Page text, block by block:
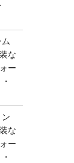
な
ー
な
ー